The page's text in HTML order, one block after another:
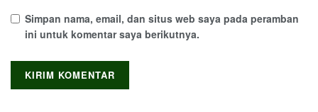
Simpan nama, email, dan situs web saya pada peramban
ini untuk komentar saya berikutnya.